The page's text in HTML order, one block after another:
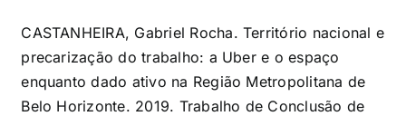
CASTANHEIRA, Gabriel Rocha. Território nacional e
precarização do trabalho: a Uber e o espaço
enquanto dado ativo na Região Metropolitana de
Belo Horizonte. 2019. Trabalho de Conclusão de